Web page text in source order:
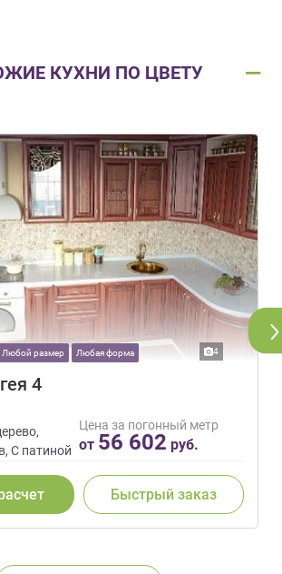
КУХНИ ПО ЦВЕТУ
Любой размер Любая форма 4
4
С патиной
Цена за погонный метр
от 56 602 руб.
Быстрый заказ